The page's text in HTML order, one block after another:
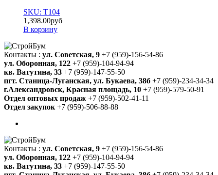
SKU: T104
1,398.00руб
В корзину
Контакты : ул. Советская, 9 +7 (959)-156-54-86
ул. Оборонная, 122 +7 (959)-104-94-94
кв. Ватутина, 33 +7 (959)-147-55-50
пгт. Станица-Луганская, ул. Букаева, 38б +7 (959)-234-34-34
г.Александровск, Красная площадь, 10 +7 (959)-579-50-91
Отдел оптовых продаж +7 (959)-502-41-11
Отдел закупок +7 (959)-506-88-88
Контакты : ул. Советская, 9 +7 (959)-156-54-86
ул. Оборонная, 122 +7 (959)-104-94-94
кв. Ватутина, 33 +7 (959)-147-55-50